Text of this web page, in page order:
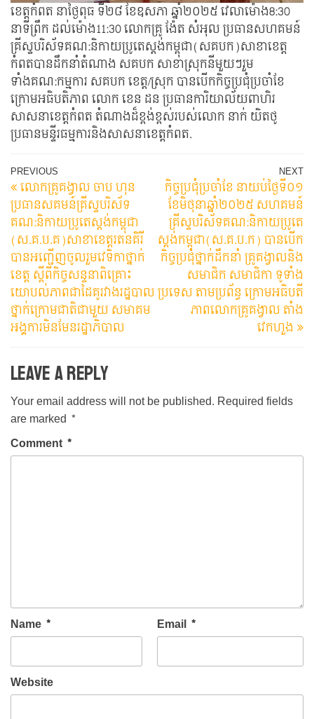
ខេត្តកំពត​ នាថ្ងៃពុធ ទី២៨​ ខែឧសភា​ ឆ្នាំ២០២៥​ វេលាម៉ោង8:30
នាទីព្រឹក ដល់ម៉ោង11:30 លោកគ្រូ​ ង៉ែត​ សំអុល​ ប្រធានសហគមន៍
គ្រីស្ទបរិស័ទគណ:និកាយប្រូតេស្តង់កម្ពុជា(សគបក)សាខាខេត្ត
កំពតបានដឹកនាំតំណាង​ សគបក​ សាខាស្រុក​នីមួយៗរួម
ទាំងគណ:កម្មការ​ សគបក​ ខេត្ត/ស្រុក​ បានបើកកិច្ចប្រជុំប្រចាំខែ
ក្រោមអធិបតិភាព លោក​ ខេន​ ដន ប្រធានការិយាល័យពាហិរ
សាសនាខេត្តកំពត តំណាងដ៏ខ្ពង់ខ្ពស់របស់លោក នាក់​ យិតថូ
ប្រធានមន្ទីរធម្មការនិងសាសនាខេត្តកំពត.​
Post
navigation
Previous
Post
PREVIOUS
លោកគ្រូគង្វាល​ ចាប​ ហុន​
ប្រធានសគមន៍គ្រីស្ទបរិស័ទ
គណ:និកាយប្រូតេស្តង់កម្ពុជា​
(ស.គ.ប.គ​)សាខាខេត្តរតនគិរី​
បានអញ្ជើញចូលរួមវេទិកាថ្នាក់
ខេត្ត ស្តីពីកិច្ចសន្ទនាពិគ្រោះ
យោបល់ភាពជាដៃគូរវាងរដ្ឋបាល
ថ្នាក់ក្រោមជាតិជាមួយ សមាគម
អង្គការមិនមែនរដ្ឋាភិបាល
NEXT
កិច្ចប្រជុំប្រចាំខែ​ នាយប់ថ្ងៃទី០១​
ខែមិថុនា​ឆ្នាំ២០២៥​ សហគមន៍
គ្រីស្ទបរិស័ទគណ:និកាយប្រូតេ
ស្តង់កម្ពុជា​(ស.គ.ប.ក​) បានបេីក
កិច្ចប្រជុំថ្នាក់ដឹកនាំ​ គ្រូគង្វាលនិង
សមាជិក​ សមាជិកា​ ទូទាំង
ប្រទេស​ តាមប្រព័ន្ធ​ ក្រោមអធិបតី
ភាពលោកគ្រូ​គង្វាល​ តាំង​
វេកហួង​
Leave a Reply
Your email address will not be published. Required fields
are marked *
Comment *
Name * Email *
Website